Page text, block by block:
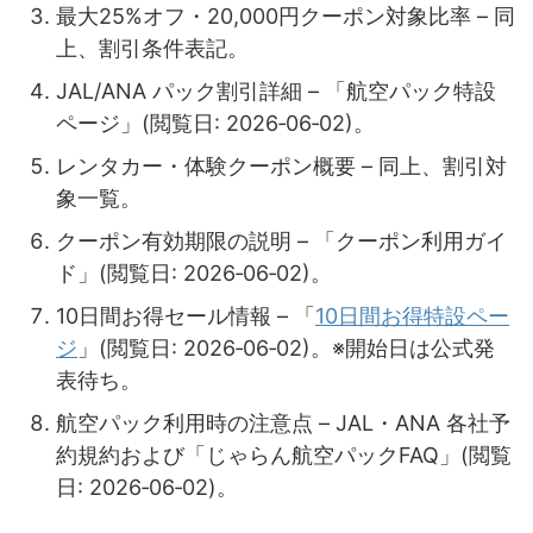
最大25%オフ・20,000円クーポン対象比率 – 同
上、割引条件表記。
JAL/ANA パック割引詳細 – 「航空パック特設
ページ」(閲覧日: 2026‑06‑02)。
レンタカー・体験クーポン概要 – 同上、割引対
象一覧。
クーポン有効期限の説明 – 「クーポン利用ガイ
ド」(閲覧日: 2026‑06‑02)。
10日間お得セール情報 – 「10日間お得特設ペー
ジ 」(閲覧日: 2026‑06‑02)。※開始日は公式発
表待ち。
航空パック利用時の注意点 – JAL・ANA 各社予
約規約および「じゃらん航空パックFAQ」(閲覧
日: 2026‑06‑02)。